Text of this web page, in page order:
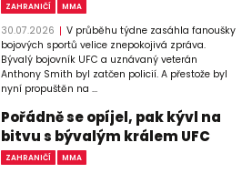
ZAHRANIČÍ MMA
30.07.2026
V průběhu týdne zasáhla fanoušky
bojových sportů velice znepokojivá zpráva.
Bývalý bojovník UFC a uznávaný veterán
Anthony Smith byl zatčen policií. A přestože byl
nyní propuštěn na ...
Pořádně se opíjel, pak kývl na
bitvu s bývalým králem UFC
ZAHRANIČÍ MMA